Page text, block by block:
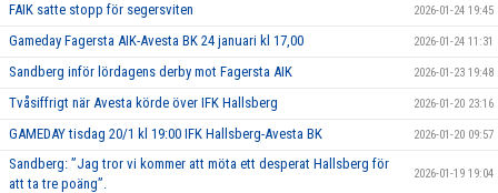
FAIK satte stopp för segersviten 2026-01-24 19:45
Gameday Fagersta AIK-Avesta BK 24 januari kl 17,00 2026-01-24 11:31
Sandberg inför lördagens derby mot Fagersta AIK 2026-01-23 19:48
Tvåsiffrigt när Avesta körde över IFK Hallsberg 2026-01-20 23:16
GAMEDAY tisdag 20/1 kl 19:00 IFK Hallsberg-Avesta BK 2026-01-20 09:57
Sandberg: ”Jag tror vi kommer att möta ett desperat Hallsberg för
att ta tre poäng”.
2026-01-19 19:04